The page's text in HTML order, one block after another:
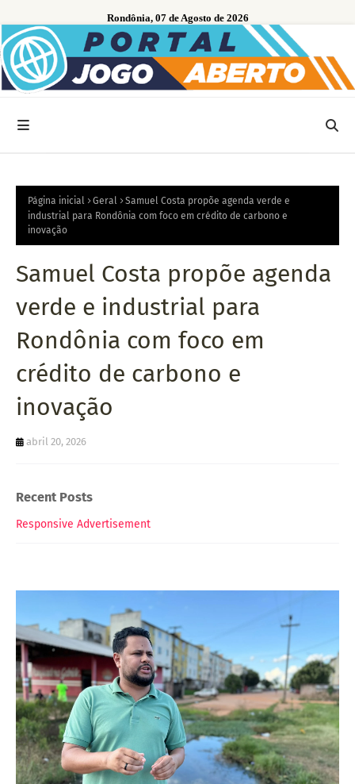
Rondônia, 07 de Agosto de 2026
Página inicial Geral
Samuel Costa propõe agenda verde e
industrial para Rondônia com foco em crédito de carbono e
inovação
Samuel Costa propõe agenda
verde e industrial para
Rondônia com foco em
crédito de carbono e
inovação
abril 20, 2026
Recent Posts
Responsive Advertisement